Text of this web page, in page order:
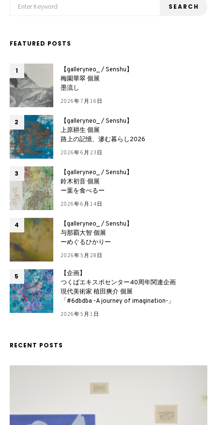
SEARCH
FEATURED POSTS
1
【galleryneo_ / Senshu】
梅園華翠 個展
墨流し
2026年7月16日
2
【galleryneo_ / Senshu】
上原耕生 個展
路上の記憶、滲む暮らし2026
2026年6月23日
3
【galleryneo_ / Senshu】
鈴木初音 個展
ー葉を食べるー
2026年6月14日
4
【galleryneo_ / Senshu】
与那覇大智 個展
ーめぐるひかりー
2026年5月28日
5
【企画】
つくばエキスポセンター40周年関連企画
現代美術家 植田爽介 個展
「#6dbdba -A journey of imagination-」
2026年5月1日
RECENT POSTS